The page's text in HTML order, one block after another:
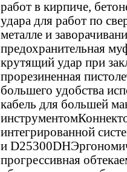
работ в кирпиче,
удара для работ по
металле и
предохранительная
крутящий удар при
прорезиненная
большего удобства
кабель для большей
интегрированной
и
прогрессивная